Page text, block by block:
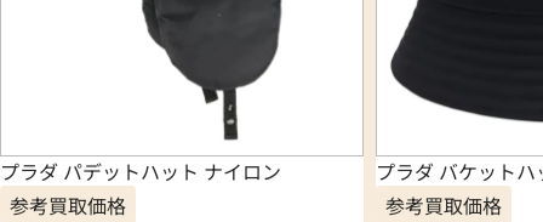
プラダ パデットハット ナイロン
参考買取価格
プラダ バケット
参考買取価格